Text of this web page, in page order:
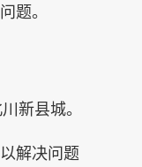
题。
新县城。
解决问题